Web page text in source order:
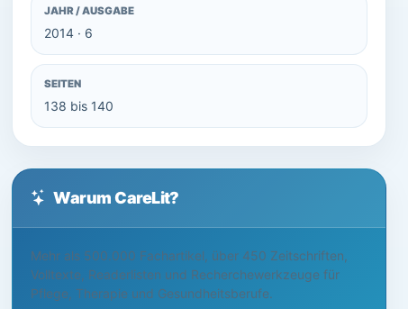
JAHR / AUSGABE
2014 · 6
SEITEN
138 bis 140
Warum CareLit?
Mehr als 500.000 Fachartikel, über 450 Zeitschriften,
Volltexte, Readerlisten und Recherchewerkzeuge für
Pflege, Therapie und Gesundheitsberufe.